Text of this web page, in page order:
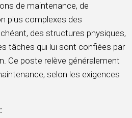
de maintenance, de
plus complexes des
des structures physiques,
tâches qui lui sont confiées par
Ce poste relève généralement
selon les exigences